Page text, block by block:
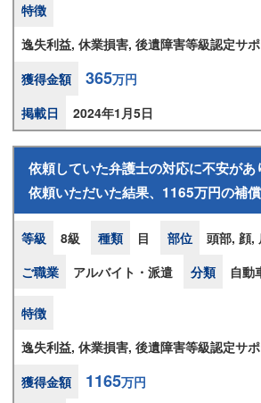
特徴
逸失利益, 休業損害, 後遺障害等級認定サ
獲得金額
365万円
掲載日
2024年1月5日
依頼していた弁護士の対応に不安が
依頼いただいた結果、1165万円の補
等級 8級 種類 目 部位
頭部, 顔,
ご職業
アルバイト・派遣 分類 自動
特徴
逸失利益, 休業損害, 後遺障害等級認定サ
獲得金額
1165万円